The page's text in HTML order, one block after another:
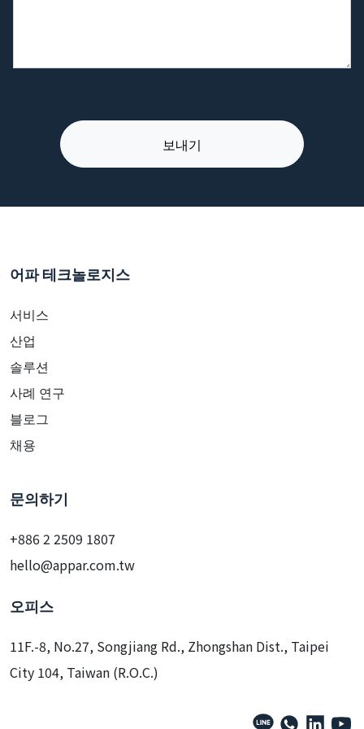
어파 테크놀로지스
서비스
산업
솔루션
사례 연구
블로그
채용
문의하기
+886 2 2509 1807
hello@appar.com.tw
오피스
11F.-8, No.27, Songjiang Rd., Zhongshan Dist., Taipei
City 104, Taiwan (R.O.C.)